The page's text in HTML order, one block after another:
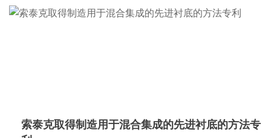
索泰克取得制造用于混合集成的先进衬底的方法专